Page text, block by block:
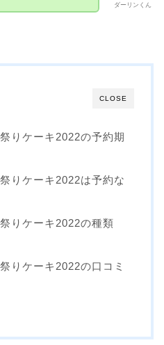
ダーリンくん
CLOSE
りケーキ2022の予約期
りケーキ2022は予約な
りケーキ2022の種類
りケーキ2022の口コミ